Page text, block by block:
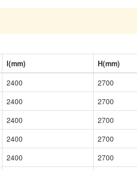
l(mm) H(mm)
2400 2700
2400 2700
2400 2700
2400 2700
2400 2700